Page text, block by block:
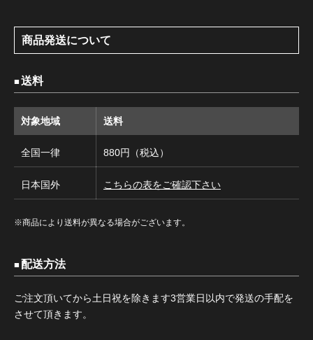
商品発送について
送料
対象地域 送料
全国一律 880円（税込）
日本国外 こちらの表をご確認下さい
※商品により送料が異なる場合がございます。
配送方法
ご注文頂いてから土日祝を除きます3営業日以内で発送の手配を
させて頂きます。